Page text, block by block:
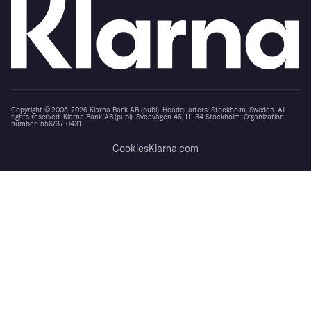
Copyright © 2005-2026 Klarna Bank AB (publ). Headquarters: Stockholm, Sweden. All
rights reserved. Klarna Bank AB (publ). Sveavägen 46, 111 34 Stockholm. Organization
number: 556737-0431
CookiesKlarna.com